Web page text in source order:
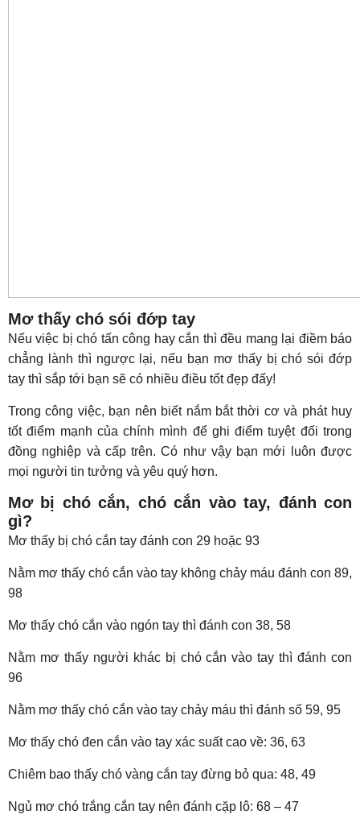
Mơ thấy chó sói đớp tay
Nếu việc bị chó tấn công hay cắn thì đều mang lại điềm báo
chẳng lành thì ngược lại, nếu bạn mơ thấy bị chó sói đớp
tay thì sắp tới bạn sẽ có nhiều điều tốt đẹp đấy!
Trong công việc, bạn nên biết nắm bắt thời cơ và phát huy
tốt điểm mạnh của chính mình để ghi điểm tuyệt đối trong
đồng nghiệp và cấp trên. Có như vậy bạn mới luôn được
mọi người tin tưởng và yêu quý hơn.
Mơ bị chó cắn, chó cắn vào tay, đánh con
gì?
Mơ thấy bị chó cắn tay đánh con 29 hoặc 93
Nằm mơ thấy chó cắn vào tay không chảy máu đánh con 89,
98
Mơ thấy chó cắn vào ngón tay thì đánh con 38, 58
Nằm mơ thấy người khác bị chó cắn vào tay thì đánh con
96
Nằm mơ thấy chó cắn vào tay chảy máu thì đánh số 59, 95
Mơ thấy chó đen cắn vào tay xác suất cao về: 36, 63
Chiêm bao thấy chó vàng cắn tay đừng bỏ qua: 48, 49
Ngủ mơ chó trắng cắn tay nên đánh cặp lô: 68 – 47